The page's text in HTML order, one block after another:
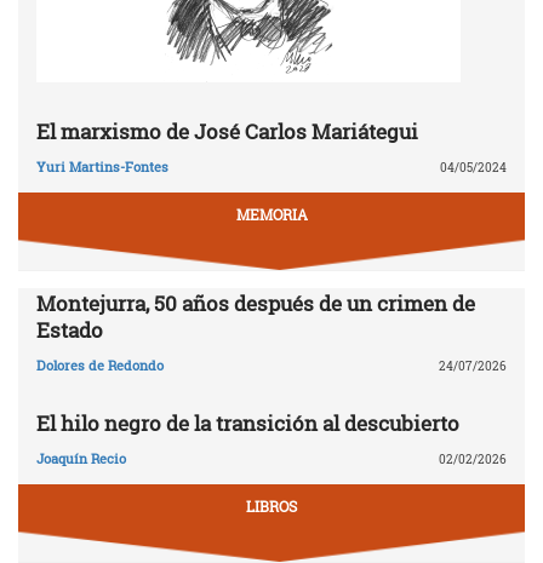
El marxismo de José Carlos Mariátegui
Yuri Martins-Fontes 04/05/2024
MEMORIA
Montejurra, 50 años después de un crimen de
Estado
Dolores de Redondo 24/07/2026
El hilo negro de la transición al descubierto
Joaquín Recio 02/02/2026
LIBROS